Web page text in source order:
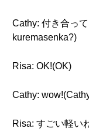
Cathy: 付き合っ
kuremasenka?)
Risa: OK!(OK)
Cathy:
Risa: すごい軽い